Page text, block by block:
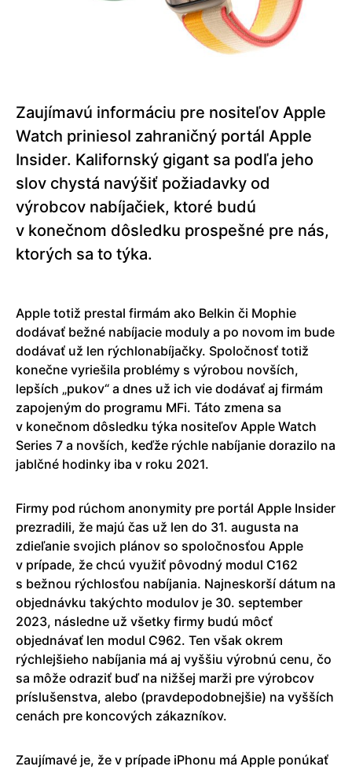
Zaujímavú informáciu pre nositeľov Apple
Watch priniesol zahraničný portál Apple
Insider. Kalifornský gigant sa podľa jeho
slov chystá navýšiť požiadavky od
výrobcov nabíjačiek, ktoré budú
v konečnom dôsledku prospešné pre nás,
ktorých sa to týka.
Apple totiž prestal firmám ako Belkin či Mophie
dodávať bežné nabíjacie moduly a po novom im bude
dodávať už len rýchlonabíjačky. Spoločnosť totiž
konečne vyriešila problémy s výrobou novších,
lepších „pukov“ a dnes už ich vie dodávať aj firmám
zapojeným do programu MFi. Táto zmena sa
v konečnom dôsledku týka nositeľov Apple Watch
Series 7 a novších, keďže rýchle nabíjanie dorazilo na
jablčné hodinky iba v roku 2021.
Firmy pod rúchom anonymity pre portál Apple Insider
prezradili, že majú čas už len do 31. augusta na
zdieľanie svojich plánov so spoločnosťou Apple
v prípade, že chcú využiť pôvodný modul C162
s bežnou rýchlosťou nabíjania. Najneskorší dátum na
objednávku takýchto modulov je 30. september
2023, následne už všetky firmy budú môcť
objednávať len modul C962. Ten však okrem
rýchlejšieho nabíjania má aj vyššiu výrobnú cenu, čo
sa môže odraziť buď na nižšej marži pre výrobcov
príslušenstva, alebo (pravdepodobnejšie) na vyšších
cenách pre koncových zákazníkov.
Zaujímavé je, že v prípade iPhonu má Apple ponúkať